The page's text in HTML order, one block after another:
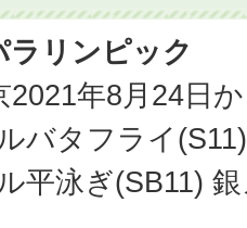
ラリンピック
2021年8月24日
バタフライ
平泳ぎ(SB11)